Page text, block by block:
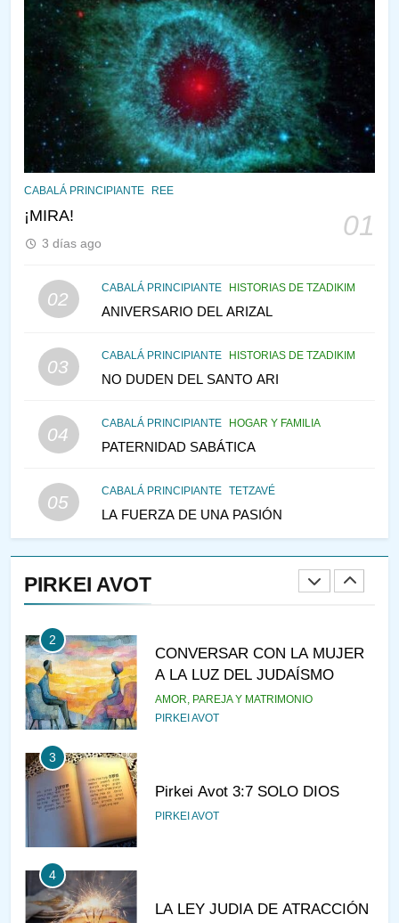
CABALÁ PRINCIPIANTE REE
¡MIRA! 01
3 días ago
02
CABALÁ PRINCIPIANTE HISTORIAS DE TZADIKIM
ANIVERSARIO DEL ARIZAL
03
CABALÁ PRINCIPIANTE HISTORIAS DE TZADIKIM
NO DUDEN DEL SANTO ARI
04
CABALÁ PRINCIPIANTE HOGAR Y FAMILIA
PATERNIDAD SABÁTICA
05
CABALÁ PRINCIPIANTE TETZAVÉ
LA FUERZA DE UNA PASIÓN
PIRKEI AVOT
¿QUIÉN ES SABIO? EL QUE
VE LO QUE VA A NACER
PENSAMIENTO JUDÍO PIRKEI AVOT
145
CABALÁ Y JASIDUT: EL
CONSEJO DE LOS PADRES
146
TEMPLO Y LA ALEGRÍA EN
VEAMOS ¿POR QUÉ
IEHOSHÚA? Y LA QUEJA DE
1
RAZI ¿QUIÉN ES SABIO?
2
CONVERSAR CON LA MUJER
A LA LUZ DEL JUDAÍSMO
AMOR, PAREJA Y MATRIMONIO
PIRKEI AVOT
3
Pirkei Avot 3:7 SOLO DIOS
PIRKEI AVOT
4
LA LEY JUDIA DE ATRACCIÓN